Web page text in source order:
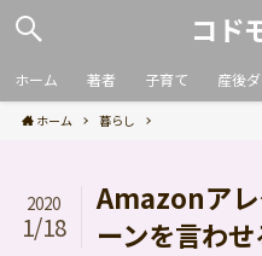
コド
ホーム 著者 子育て 産後
ホーム 暮らし
Amazonアレ
ーンを言わせ
2020
1/18